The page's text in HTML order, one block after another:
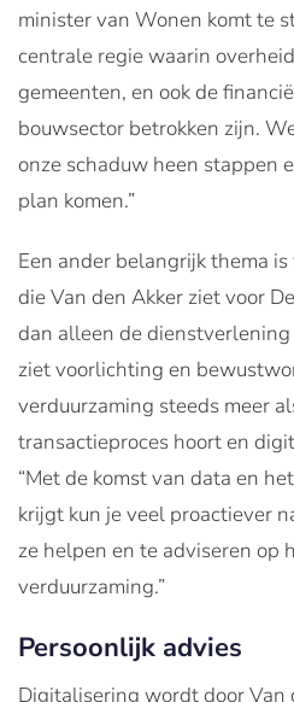
minister van Wonen komt te
centrale regie waarin
gemeenten, en ook de
bouwsector betrokken zijn.
onze schaduw heen stappen
plan komen.”
Een ander belangrijk thema
die Van den Akker ziet voor
dan alleen de
ziet voorlichting en
verduurzaming steeds meer
transactieproces hoort en
“Met de komst van data en
krijgt kun je veel proactiever
ze helpen en te adviseren op
verduurzaming.”
Persoonlijk advies
Digitalisering wordt door Van